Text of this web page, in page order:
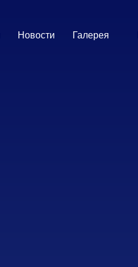
Новости Галерея